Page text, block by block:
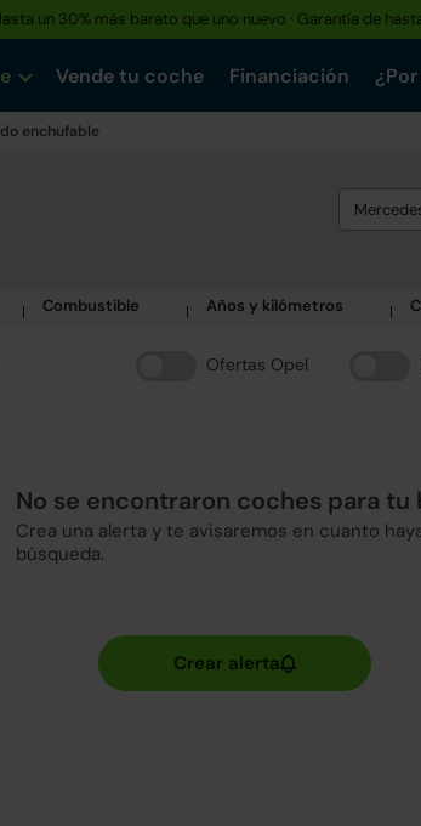
un 30% más barato que uno nuevo · Garantía de
Vende tu coche Financiación
enchufable
Combustible Años y kilómetros
Ofertas Opel
No se encontraron coches para tu
Crea una alerta y te avisaremos en cuanto
búsqueda.